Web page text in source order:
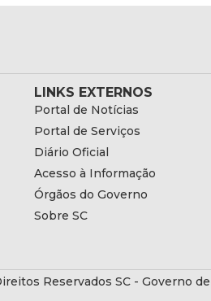
LINKS EXTERNOS
Portal de Notícias
Portal de Serviços
Diário Oficial
Acesso à Informação
Órgãos do Governo
Sobre SC
Reservados SC - Governo